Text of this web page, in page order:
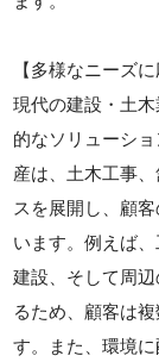
【多様なニーズ
現代の建設・土
的なソリューシ
産は、土木工事
スを展開し、顧
います。例えば
建設、そして周
るため、顧客は
す。また、環境